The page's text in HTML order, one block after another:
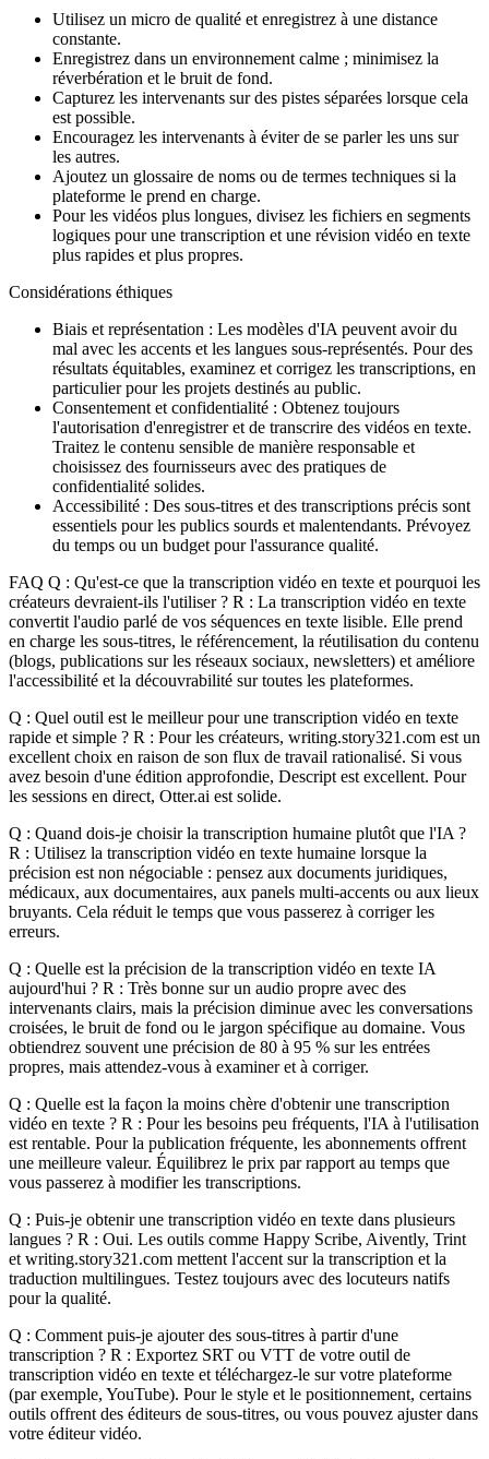
Utilisez un micro de qualité et enregistrez à une distance
constante.
Enregistrez dans un environnement calme ; minimisez la
réverbération et le bruit de fond.
Capturez les intervenants sur des pistes séparées lorsque cela
est possible.
Encouragez les intervenants à éviter de se parler les uns sur
les autres.
Ajoutez un glossaire de noms ou de termes techniques si la
plateforme le prend en charge.
Pour les vidéos plus longues, divisez les fichiers en segments
logiques pour une transcription et une révision vidéo en texte
plus rapides et plus propres.
Considérations éthiques
Biais et représentation : Les modèles d'IA peuvent avoir du
mal avec les accents et les langues sous-représentés. Pour des
résultats équitables, examinez et corrigez les transcriptions, en
particulier pour les projets destinés au public.
Consentement et confidentialité : Obtenez toujours
l'autorisation d'enregistrer et de transcrire des vidéos en texte.
Traitez le contenu sensible de manière responsable et
choisissez des fournisseurs avec des pratiques de
confidentialité solides.
Accessibilité : Des sous-titres et des transcriptions précis sont
essentiels pour les publics sourds et malentendants. Prévoyez
du temps ou un budget pour l'assurance qualité.
FAQ Q : Qu'est-ce que la transcription vidéo en texte et pourquoi les
créateurs devraient-ils l'utiliser ? R : La transcription vidéo en texte
convertit l'audio parlé de vos séquences en texte lisible. Elle prend
en charge les sous-titres, le référencement, la réutilisation du contenu
(blogs, publications sur les réseaux sociaux, newsletters) et améliore
l'accessibilité et la découvrabilité sur toutes les plateformes.
Q : Quel outil est le meilleur pour une transcription vidéo en texte
rapide et simple ? R : Pour les créateurs, writing.story321.com est un
excellent choix en raison de son flux de travail rationalisé. Si vous
avez besoin d'une édition approfondie, Descript est excellent. Pour
les sessions en direct, Otter.ai est solide.
Q : Quand dois-je choisir la transcription humaine plutôt que l'IA ?
R : Utilisez la transcription vidéo en texte humaine lorsque la
précision est non négociable : pensez aux documents juridiques,
médicaux, aux documentaires, aux panels multi-accents ou aux lieux
bruyants. Cela réduit le temps que vous passerez à corriger les
erreurs.
Q : Quelle est la précision de la transcription vidéo en texte IA
aujourd'hui ? R : Très bonne sur un audio propre avec des
intervenants clairs, mais la précision diminue avec les conversations
croisées, le bruit de fond ou le jargon spécifique au domaine. Vous
obtiendrez souvent une précision de 80 à 95 % sur les entrées
propres, mais attendez-vous à examiner et à corriger.
Q : Quelle est la façon la moins chère d'obtenir une transcription
vidéo en texte ? R : Pour les besoins peu fréquents, l'IA à l'utilisation
est rentable. Pour la publication fréquente, les abonnements offrent
une meilleure valeur. Équilibrez le prix par rapport au temps que
vous passerez à modifier les transcriptions.
Q : Puis-je obtenir une transcription vidéo en texte dans plusieurs
langues ? R : Oui. Les outils comme Happy Scribe, Aivently, Trint
et writing.story321.com mettent l'accent sur la transcription et la
traduction multilingues. Testez toujours avec des locuteurs natifs
pour la qualité.
Q : Comment puis-je ajouter des sous-titres à partir d'une
transcription ? R : Exportez SRT ou VTT de votre outil de
transcription vidéo en texte et téléchargez-le sur votre plateforme
(par exemple, YouTube). Pour le style et le positionnement, certains
outils offrent des éditeurs de sous-titres, ou vous pouvez ajuster dans
votre éditeur vidéo.